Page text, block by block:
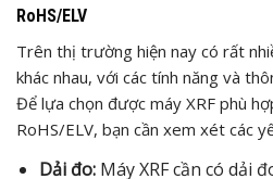
RoHS/ELV
Trên thị trường hiện nay có rất
khác nhau, với các tính năng và
Để lựa chọn được máy XRF phù
RoHS/ELV, bạn cần xem xét các
Dải đo:Máy XRF cần có dải